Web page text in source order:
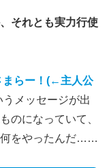
それとも実力行使
まらー！(←主人公
うメッセージが出
のになっていて、
何をやったんだ……